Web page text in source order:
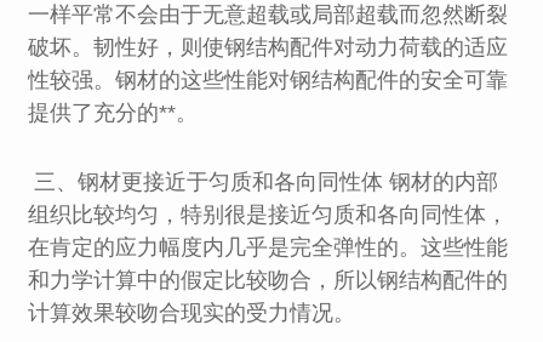
一样平常不会由于无意超载或局部超载而忽然断裂
破坏。韧性好，则使钢结构配件对动力荷载的适应
性较强。钢材的这些性能对钢结构配件的安全可靠
提供了充分的**。
三、钢材更接近于匀质和各向同性体 钢材的内部
组织比较均匀，特别很是接近匀质和各向同性体，
在肯定的应力幅度内几乎是完全弹性的。这些性能
和力学计算中的假定比较吻合，所以钢结构配件的
计算效果较吻合现实的受力情况。